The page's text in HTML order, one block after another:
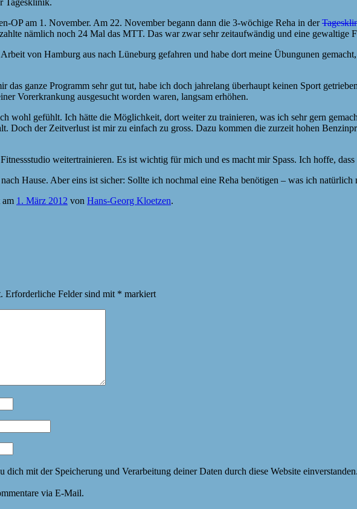
OP am 1. November. Am 22. November begann dann die 3-wöchige Reha in der
nämlich noch 24 Mal das MTT. Das war zwar sehr zeitaufwändig und eine gewaltige
von Hamburg aus nach Lüneburg gefahren und habe dort meine Übungunen
das ganze Programm sehr gut tut, habe ich doch jahrelang überhaupt keinen Sport
Vorerkrankung ausgesucht worden waren, langsam erhöhen.
wohl gefühlt. Ich hätte die Möglichkeit, dort weiter zu trainieren, was ich sehr gern
Doch der Zeitverlust ist mir zu einfach zu gross. Dazu kommen die zurzeit hohen
weitertrainieren. Es ist wichtig für mich und es macht mir Spass. Ich hoffe,
Hause. Aber eins ist sicher: Sollte ich nochmal eine Reha benötigen – was ich
am 1. März 2012 von Hans-Georg Kloetzen.
Erforderliche Felder sind mit * markiert
dich mit der Speicherung und Verarbeitung deiner Daten durch diese Website
via E-Mail.